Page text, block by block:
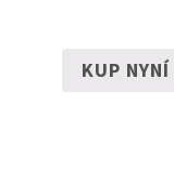
KUP NYNÍ